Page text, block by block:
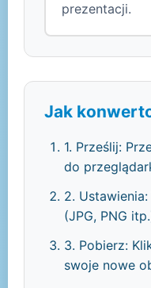
prezentacji.
Jak
1. Prześlij:
do
2.
(JPG, PNG
3. Pobierz:
swoje nowe